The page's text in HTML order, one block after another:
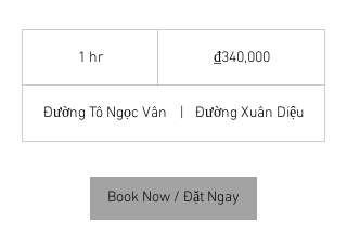
1 hr ₫340,000
Đường Tô Ngọc Vân Đường Xuân Diệu
Book Now / Đặt Ngay